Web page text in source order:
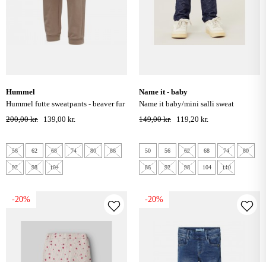
hummel
hummel futte sweatpants - beaver fur
200,00 kr.
139,00 kr.
56 62 68 74 80 86
92 98 104
name it - baby
name it baby/mini salli sweat
leggings jeans - dark blue denim
149,00 kr. 119,20 kr.
50 56 62 68 74 80
86 92 98 104 110
-20% -20%